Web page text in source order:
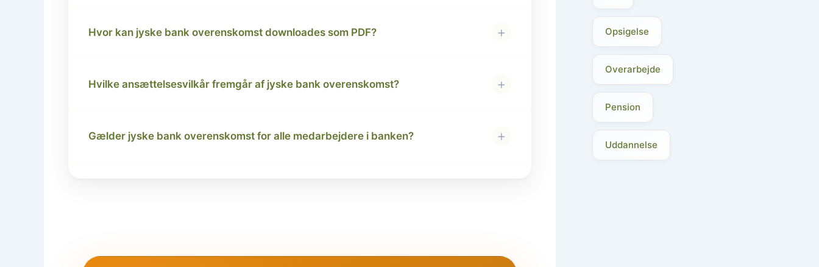
Hvor kan jyske bank overenskomst downloades som PDF? +
Hvilke ansættelsesvilkår fremgår af jyske bank overenskomst? +
Gælder jyske bank overenskomst for alle medarbejdere i banken? +
Opsigelse
Overarbejde
Pension
Uddannelse